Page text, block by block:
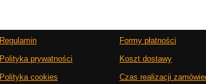
Regulamin
Polityka prywatności
Polityka cookies
Formy płatności
Koszt dostawy
Czas realizacji